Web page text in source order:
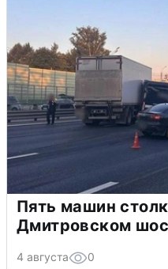
Пять машин
Дмитровском
4 августа 0